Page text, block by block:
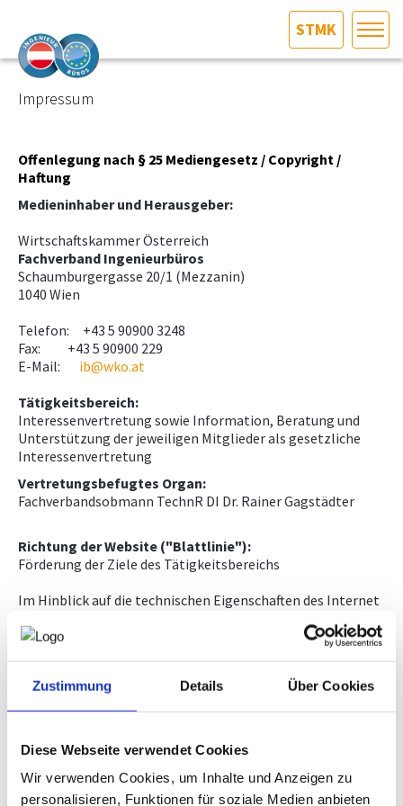
Zustimmung Details Über Cookies
Diese Webseite verwendet Cookies
Wir verwenden Cookies, um Inhalte und Anzeigen zu
personalisieren, Funktionen für soziale Medien anbieten
STMK
INTERESSEN­VERTRETUNG
MITGLIEDER­VERZEICHNIS
SERVICE
NEWS
WETTBEWERBE
Impressum
Offenlegung nach § 25 Mediengesetz / Copyright /
Haftung
Medieninhaber und Herausgeber:
Wirtschaftskammer Österreich
Fachverband Ingenieurbüros
Schaumburgergasse 20/1 (Mezzanin)
1040 Wien
Telefon: +43 5 90900 3248
Fax: +43 5 90900 229
E-Mail: ib@wko.at
Tätigkeitsbereich:
Interessenvertretung sowie Information, Beratung und
Unterstützung der jeweiligen Mitglieder als gesetzliche
Interessenvertretung
Vertretungsbefugtes Organ:
Fachverbandsobmann TechnR DI Dr. Rainer Gagstädter
Richtung der Website ("Blattlinie"):
Förderung der Ziele des Tätigkeitsbereichs
Im Hinblick auf die technischen Eigenschaften des Internet
Vollständigkeit der im Internet zur Verfügung gestellten
gegenständlichen Homepage und ihrer Inhalte
übernommen.
Jede Haftung für unmittelbare, mittelbare oder sonstige
Benutzung oder Nichtverfügbarkeit der Daten und
Informationen dieser Homepage erwachsen, wird, soweit